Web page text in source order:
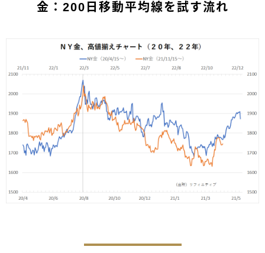
金：200日移動平均線を試す流れ